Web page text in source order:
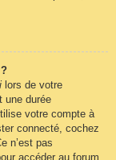
lors de votre
une durée
votre compte à
connecté, cochez
n’est pas
accéder au forum